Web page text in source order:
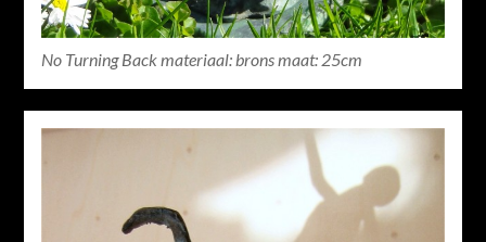
No Turning Back materiaal: brons maat: 25cm